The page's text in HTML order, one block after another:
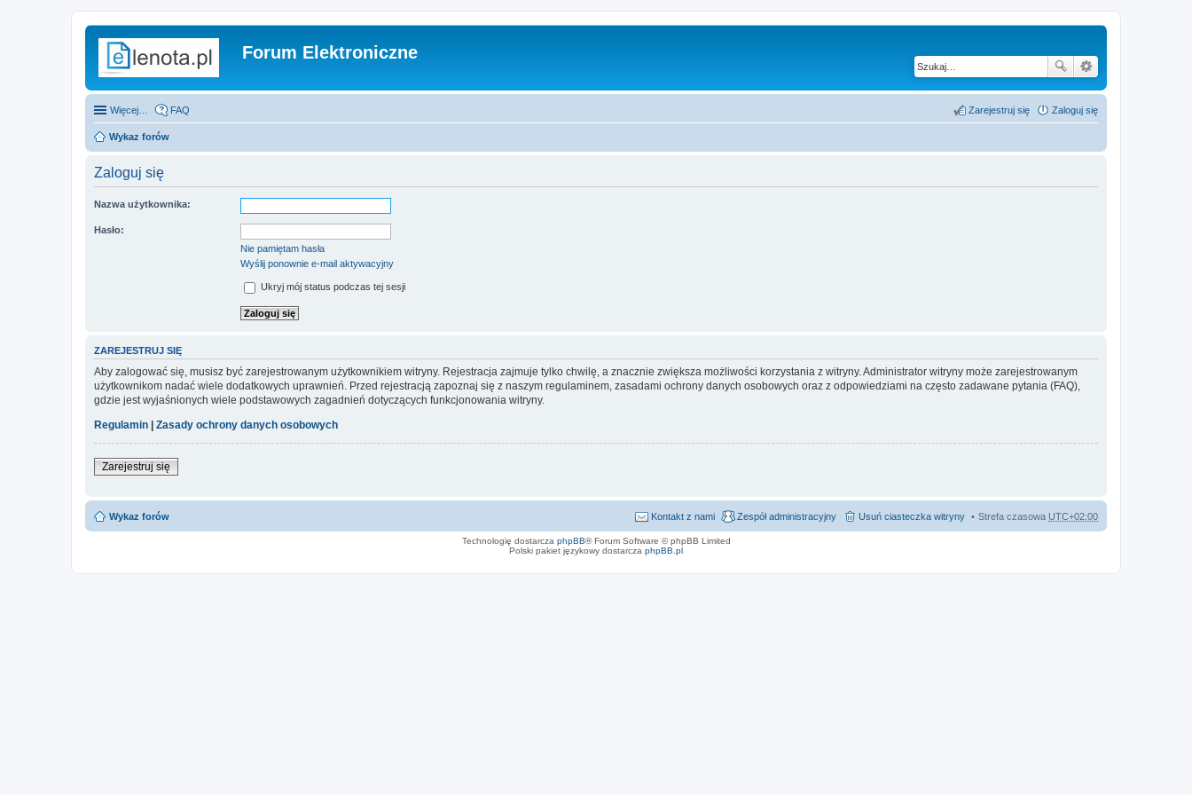
Forum Elektroniczne
Więcej… FAQ Zaloguj się
Zarejestruj się
Wykaz forów
Zaloguj się
Nazwa użytkownika:
Hasło:
Nie pamiętam hasła
Wyślij ponownie e-mail aktywacyjny
Ukryj mój status podczas tej sesji
ZAREJESTRUJ SIĘ
Aby zalogować się, musisz być zarejestrowanym użytkownikiem witryny. Rejestracja zajmuje tylko chwilę, a znacznie zwiększa możliwości korzystania z witryny. Administrator witryny może zarejestrowanym
użytkownikom nadać wiele dodatkowych uprawnień. Przed rejestracją zapoznaj się z naszym regulaminem, zasadami ochrony danych osobowych oraz z odpowiedziami na często zadawane pytania (FAQ),
gdzie jest wyjaśnionych wiele podstawowych zagadnień dotyczących funkcjonowania witryny.
Regulamin | Zasady ochrony danych osobowych
Zarejestruj się
Wykaz forów Strefa czasowa UTC+02:00
Usuń ciasteczka witryny
Zespół administracyjny
Kontakt z nami
Technologię dostarcza phpBB® Forum Software © phpBB Limited
Polski pakiet językowy dostarcza phpBB.pl